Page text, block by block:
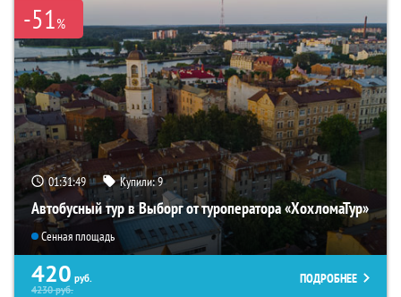
-51%
01:31:48 Купили:9
Автобусный тур в Выборг от туроператора «ХохломаТур»
Сенная площадь
420 руб.
4230руб.
ПОДРОБНЕЕ